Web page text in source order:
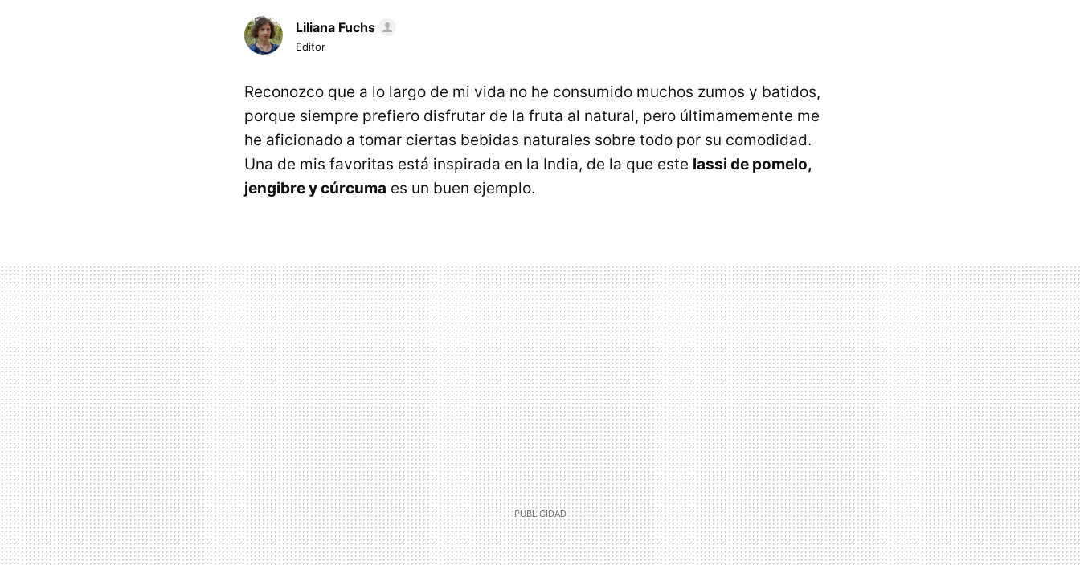
Liliana Fuchs
Editor
Reconozco que a lo largo de mi vida no he consumido muchos zumos y batidos,
porque siempre prefiero disfrutar de la fruta al natural, pero últimamemente me
he aficionado a tomar ciertas bebidas naturales sobre todo por su comodidad.
Una de mis favoritas está inspirada en la India, de la que este lassi de pomelo,
jengibre y cúrcuma es un buen ejemplo.